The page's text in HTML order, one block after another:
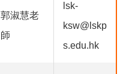
郭淑慧老
師
lsk-
ksw@lskp
s.edu.hk